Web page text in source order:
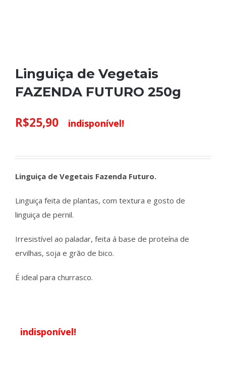
Linguiça de Vegetais
FAZENDA FUTURO 250g
R$25,90 indisponível!
Linguiça de Vegetais Fazenda Futuro.
Linguiça feita de plantas, com textura e gosto de
linguiça de pernil.
Irresistível ao paladar, feita á base de proteína de
ervilhas, soja e grão de bico.
É ideal para churrasco.
indisponível!